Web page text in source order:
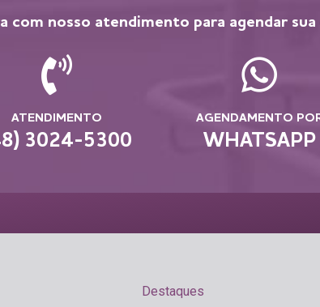
com nosso atendimento para agendar
ATENDIMENTO
3024-5300
AGENDAMENTO
WHATSAPP
Destaques